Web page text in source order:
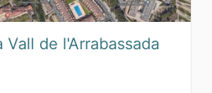
Vall de l'Arrabassada